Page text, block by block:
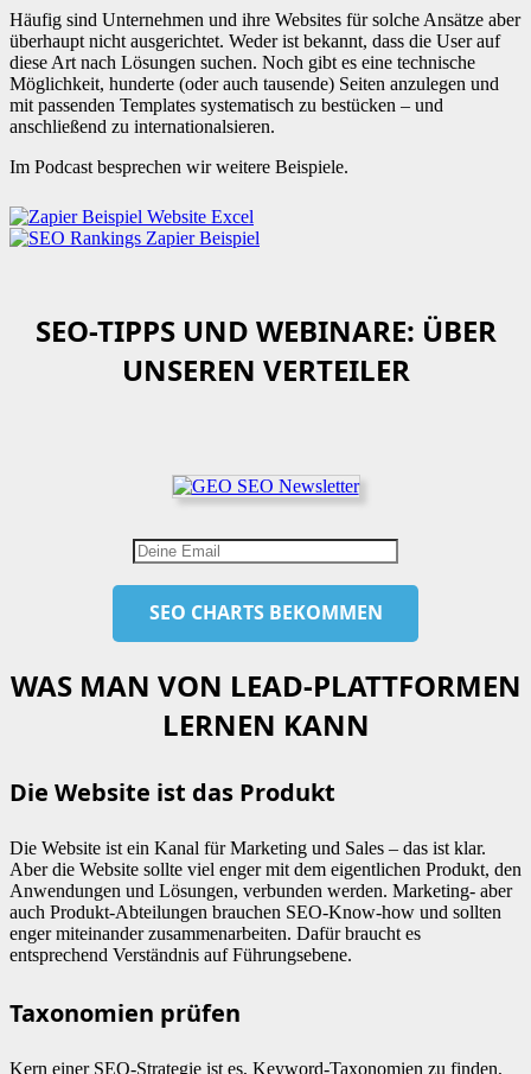
Häufig sind Unternehmen und ihre Websites für solche Ansätze aber
überhaupt nicht ausgerichtet. Weder ist bekannt, dass die User auf
diese Art nach Lösungen suchen. Noch gibt es eine technische
Möglichkeit, hunderte (oder auch tausende) Seiten anzulegen und
mit passenden Templates systematisch zu bestücken – und
anschließend zu internationalsieren.
Im Podcast besprechen wir weitere Beispiele.
SEO-TIPPS UND WEBINARE: ÜBER
UNSEREN VERTEILER
WAS MAN VON LEAD-PLATTFORMEN
LERNEN KANN
Die Website ist das Produkt
Die Website ist ein Kanal für Marketing und Sales – das ist klar.
Aber die Website sollte viel enger mit dem eigentlichen Produkt, den
Anwendungen und Lösungen, verbunden werden. Marketing- aber
auch Produkt-Abteilungen brauchen SEO-Know-how und sollten
enger miteinander zusammenarbeiten. Dafür braucht es
entsprechend Verständnis auf Führungsebene.
Taxonomien prüfen
Kern einer SEO-Strategie ist es, Keyword-Taxonomien zu finden,